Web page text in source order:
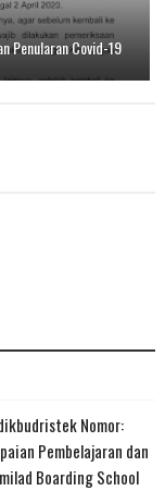
Penularan Covid-19
Nomor:
Pembelajaran dan
Boarding School